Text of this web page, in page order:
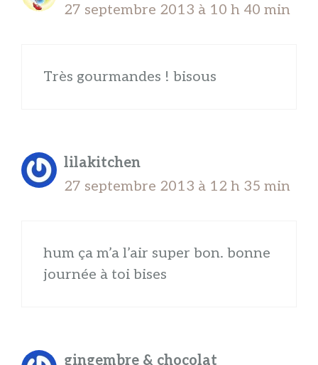
27 septembre 2013 à 10 h 40 min
Très gourmandes ! bisous
lilakitchen
27 septembre 2013 à 12 h 35 min
hum ça m’a l’air super bon. bonne
journée à toi bises
gingembre & chocolat